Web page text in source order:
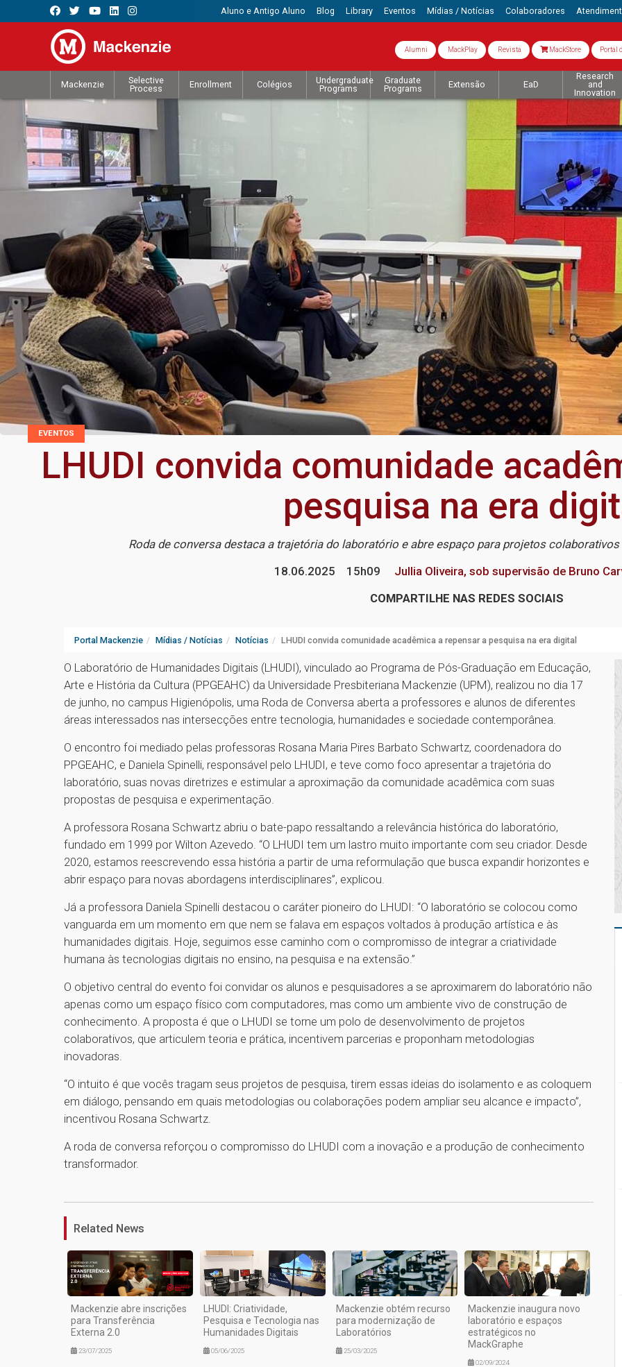
Aluno e Antigo Aluno Blog Library Eventos Mídias / Notícias Colaboradores
Alumni MackPlay Revista MackStore Portal
Mackenzie
Selective
Process
Enrollment Colégios
Undergraduate
Programs
Graduate
Programs
Extensão EaD
Research
and
Innovation
EVENTOS
LHUDI convida comunidade
pesquisa na era
Roda de conversa destaca a trajetória do laboratório e abre espaço para projetos
18.06.2025
15h09
Jullia Oliveira, sob supervisão de Bruno
COMPARTILHE NAS REDES SOCIAIS
Portal Mackenzie Mídias / Notícias Notícias LHUDI convida comunidade acadêmica a repensar a pesquisa na era digital
O Laboratório de Humanidades Digitais (LHUDI), vinculado ao Programa de Pós-Graduação em Educação,
Arte e História da Cultura (PPGEAHC) da Universidade Presbiteriana Mackenzie (UPM), realizou no dia 17
de junho, no campus Higienópolis, uma Roda de Conversa aberta a professores e alunos de diferentes
áreas interessados nas intersecções entre tecnologia, humanidades e sociedade contemporânea.
O encontro foi mediado pelas professoras Rosana Maria Pires Barbato Schwartz, coordenadora do
PPGEAHC, e Daniela Spinelli, responsável pelo LHUDI, e teve como foco apresentar a trajetória do
laboratório, suas novas diretrizes e estimular a aproximação da comunidade acadêmica com suas
propostas de pesquisa e experimentação.
A professora Rosana Schwartz abriu o bate-papo ressaltando a relevância histórica do laboratório,
fundado em 1999 por Wilton Azevedo. “O LHUDI tem um lastro muito importante com seu criador. Desde
2020, estamos reescrevendo essa história a partir de uma reformulação que busca expandir horizontes e
abrir espaço para novas abordagens interdisciplinares”, explicou.
Já a professora Daniela Spinelli destacou o caráter pioneiro do LHUDI: “O laboratório se colocou como
vanguarda em um momento em que nem se falava em espaços voltados à produção artística e às
humanidades digitais. Hoje, seguimos esse caminho com o compromisso de integrar a criatividade
humana às tecnologias digitais no ensino, na pesquisa e na extensão.”
O objetivo central do evento foi convidar os alunos e pesquisadores a se aproximarem do laboratório não
apenas como um espaço físico com computadores, mas como um ambiente vivo de construção de
conhecimento. A proposta é que o LHUDI se torne um polo de desenvolvimento de projetos
colaborativos, que articulem teoria e prática, incentivem parcerias e proponham metodologias
inovadoras.
“O intuito é que vocês tragam seus projetos de pesquisa, tirem essas ideias do isolamento e as coloquem
em diálogo, pensando em quais metodologias ou colaborações podem ampliar seu alcance e impacto”,
incentivou Rosana Schwartz.
A roda de conversa reforçou o compromisso do LHUDI com a inovação e a produção de conhecimento
transformador.
Related News
Mackenzie abre inscrições
para Transferência
Externa 2.0
23/07/2025
LHUDI: Criatividade,
Pesquisa e Tecnologia nas
Humanidades Digitais
05/06/2025
Mackenzie obtém recurso
para modernização de
Laboratórios
25/03/2025
Mackenzie inaugura novo
laboratório e espaços
estratégicos no
MackGraphe
02/09/2024